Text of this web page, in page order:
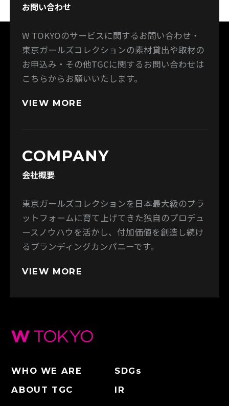
お問い合わせ
W TOKYOのサービスに関するお問い合わせ・
東京ガールズコレクションの素材貸出や取材の
お申込み・その他TGCに関するお問い合わせは
こちらからお願いいたします。
VIEW MORE
COMPANY
会社概要
東京ガールズコレクションを日本最大級のプラ
ットフォームに育て上げてきた独自のプロデュ
ースノウハウを活かし、付加価値を創造し続け
るブランディングカンパニーです。
VIEW MORE
WHO WE ARE
ABOUT TGC
SDGs
IR